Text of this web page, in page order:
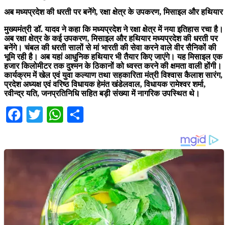
अब मध्यप्रदेश की धरती पर बनेंगे, रक्षा क्षेत्र के उपकरण, मिसाइल और हथियार
मुख्यमंत्री डॉ. यादव ने कहा कि मध्यप्रदेश ने रक्षा क्षेत्र में नया इतिहास रचा है।
अब रक्षा क्षेत्र के कई उपकरण, मिसाइल और हथियार मध्यप्रदेश की धरती पर
बनेंगे। चंबल की धरती सालों से मां भारती की सेवा करने वाले वीर सैनिकों की
भूमि रही है। अब यहां आधुनिक हथियार भी तैयार किए जाएंगे। यह मिसाइल एक
हजार किलोमीटर तक दुश्मन के ठिकानों को ध्वस्त करने की क्षमता वाली होंगी।
कार्यक्रम में खेल एवं युवा कल्याण तथा सहकारिता मंत्री विश्वास कैलाश सारंग,
प्रदेश अध्यक्ष एवं वरिष्ठ विधायक हेमंत खंडेलवाल, विधायक रामेश्वर शर्मा,
रवीन्द्र यति, जनप्रतिनिधि सहित बड़ी संख्या में नागरिक उपस्थित थे।
Facebook
TwitterWhatsApp